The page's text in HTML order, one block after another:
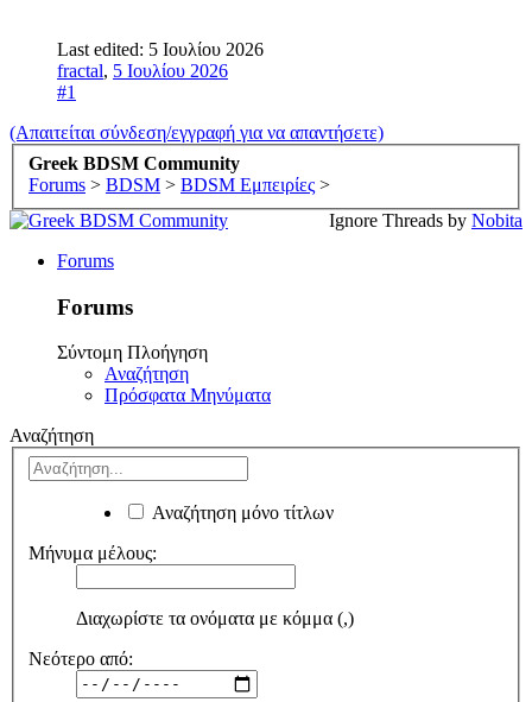
Last edited: 5 Ιουλίου 2026
fractal, 5 Ιουλίου 2026
#1
(Απαιτείται σύνδεση/εγγραφή για να απαντήσετε)
Greek BDSM Community
Forums > BDSM > BDSM Εμπειρίες >
Ignore Threads by Nobita
Forums
Forums
Σύντομη Πλοήγηση
Αναζήτηση
Πρόσφατα Μηνύματα
Αναζήτηση
Αναζήτηση μόνο τίτλων
Μήνυμα μέλους:
Διαχωρίστε τα ονόματα με κόμμα (,)
Νεότερο από: